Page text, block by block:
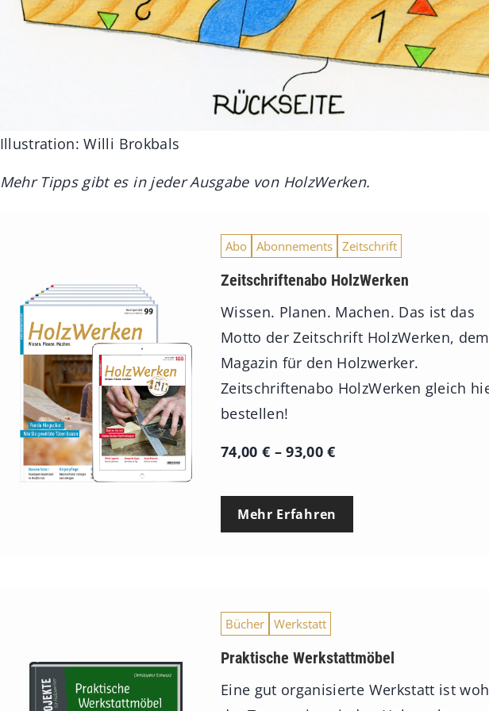
Illustration: Willi Brokbals
Mehr Tipps gibt es in jeder Ausgabe von HolzWerken.
Abo Abonnements Zeitschrift
Zeitschriftenabo HolzWerken
Wissen. Planen. Machen. Das ist das
Motto der Zeitschrift HolzWerken, dem
Magazin für den Holzwerker.
Zeitschriftenabo HolzWerken gleich
bestellen!
74,00 € –93,00€P
e
n
Mehr Erfahren
Bücher Werkstatt
Praktische Werkstattmöbel
Eine gut organisierte Werkstatt ist